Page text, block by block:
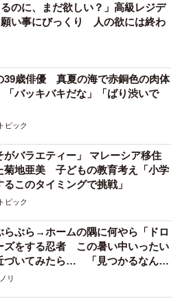
のに、まだ欲しい？」高級レジデ
い事にびっくり 人の欲には終わ
39歳俳優 真夏の海で赤銅色の肉体
バッキバキだな」「ばり渋いで
ピック
がバラエティー」 マレーシア移住
菊地亜美 子どもの教育考え「小学
このタイミングで挑戦」
ピック
らぶら→ホームの隅に何やら「ドロ
ズをする忍者 この暑い中いったい
いてみたら… 「見つかるなんて
リ